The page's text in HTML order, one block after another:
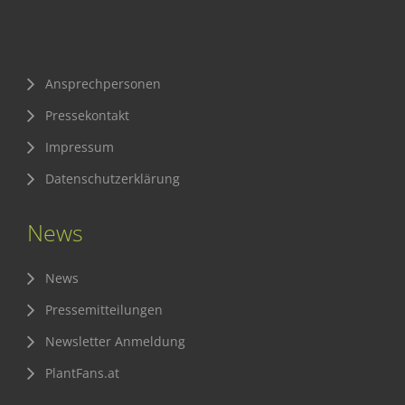
Gesunde Menschen
Entsorgung von Pflanzenschutzmittel-Leergebinden
Die IGP
Zum Verband
Ansprechpersonen
Veranstaltungen & Aktionen
Ansprechpersonen
Pressekontakt
Impressum
Datenschutzerklärung
News
News
Pressemitteilungen
Newsletter Anmeldung
PlantFans.at